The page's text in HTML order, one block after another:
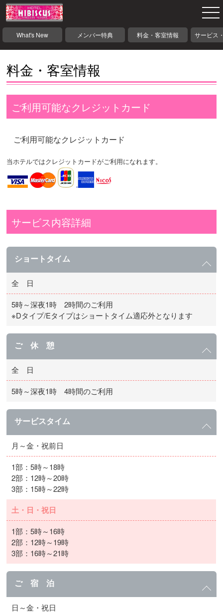
What's New メンバー特典 料金・客室情報 サービス
料金・客室情報
ご利用可能なクレジットカード
ご利用可能なクレジットカード
当ホテルではクレジットカードがご利用になれます。
サービス内容詳細
ショートタイム
全 日
5時～深夜1時 2時間のご利用
※Dタイプ/Eタイプはショートタイム適応外となります
ご 休 憩
全 日
5時～深夜1時 4時間のご利用
サービスタイム
月～金・祝前日
1部：5時～18時
2部：12時～20時
3部：15時～22時
土・日・祝日
1部：5時～16時
2部：12時～19時
3部：16時～21時
ご 宿 泊
日～金・祝日